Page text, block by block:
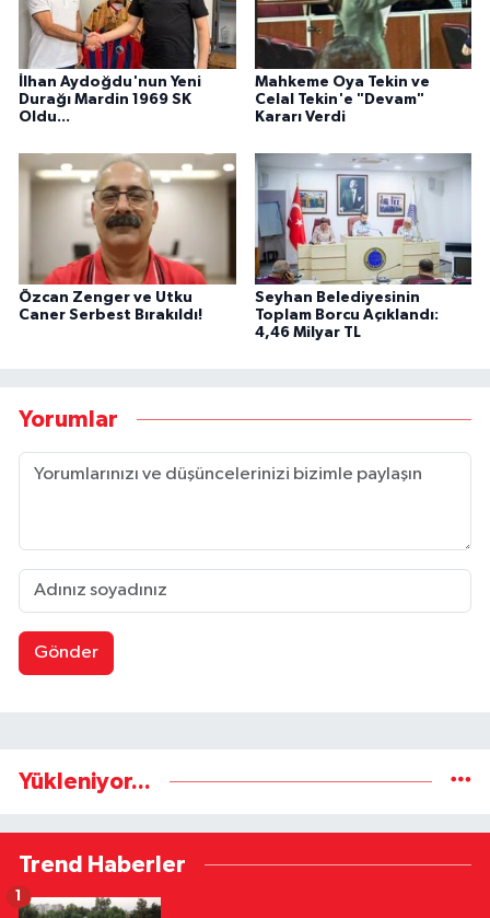
İlhan Aydoğdu'nun Yeni
Durağı Mardin 1969 SK
Oldu...
Mahkeme Oya Tekin ve
Celal Tekin'e "Devam"
Kararı Verdi
Özcan Zenger ve Utku
Caner Serbest Bırakıldı!
Seyhan Belediyesinin
Toplam Borcu Açıklandı:
4,46 Milyar TL
Yorumlar
Gönder
Yükleniyor...
Trend Haberler
1